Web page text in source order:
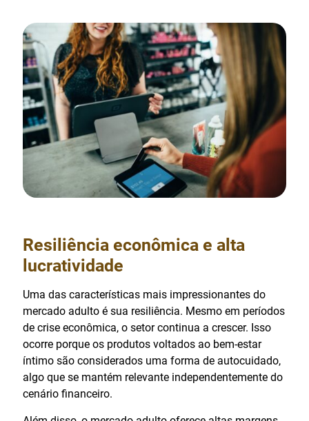
Resiliência econômica e alta
lucratividade
Uma das características mais impressionantes do
mercado adulto é sua resiliência. Mesmo em períodos
de crise econômica, o setor continua a crescer. Isso
ocorre porque os produtos voltados ao bem-estar
íntimo são considerados uma forma de autocuidado,
algo que se mantém relevante independentemente do
cenário financeiro.